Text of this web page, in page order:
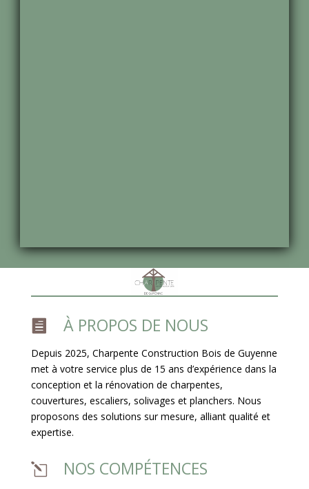
 À PROPOS DE NOUS
Depuis 2025, Charpente Construction Bois de Guyenne
met à votre service plus de 15 ans d’expérience dans la
conception et la rénovation de charpentes,
couvertures, escaliers, solivages et planchers. Nous
proposons des solutions sur mesure, alliant qualité et
expertise.
l NOS COMPÉTENCES